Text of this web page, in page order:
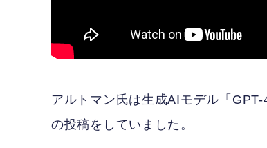
アルトマン氏は生成AIモデル「
の投稿をしていました。